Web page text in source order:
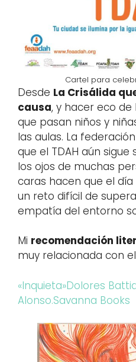
Cartel para
Desde La Crisálida
causa, y hacer eco
que pasan niños y
las aulas. La
que el TDAH aún sigue
los ojos de muchas
caras hacen que el
un reto difícil de
empatía del entorno
Mi recomendación
muy relacionada con
«Inquieta»Dolores
Alonso.Savanna Books